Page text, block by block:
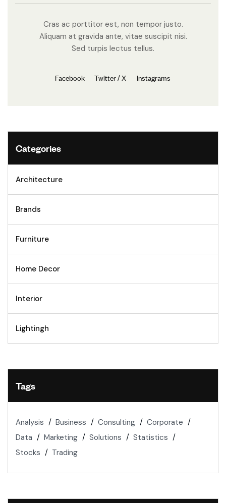
Cras ac porttitor est, non tempor justo.
Aliquam at gravida ante, vitae suscipit nisi.
Sed turpis lectus tellus.
Facebook Twitter / X Instagrams
Categories
Architecture
Brands
Furniture
Home Decor
Interior
Lightingh
Tags
Analysis Business Consulting
Corporate
Data
Marketing Solutions
Statistics
Stocks
Trading